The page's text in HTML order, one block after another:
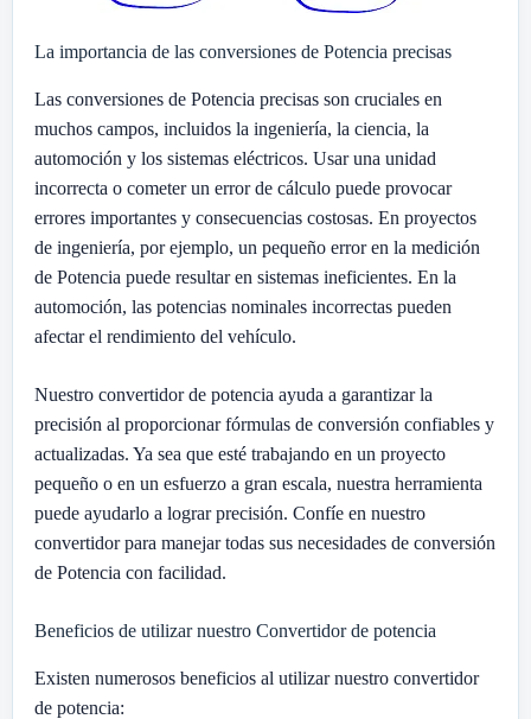
La importancia de las conversiones de Potencia precisas
Las conversiones de Potencia precisas son cruciales en
muchos campos, incluidos la ingeniería, la ciencia, la
automoción y los sistemas eléctricos. Usar una unidad
incorrecta o cometer un error de cálculo puede provocar
errores importantes y consecuencias costosas. En proyectos
de ingeniería, por ejemplo, un pequeño error en la medición
de Potencia puede resultar en sistemas ineficientes. En la
automoción, las potencias nominales incorrectas pueden
afectar el rendimiento del vehículo.
Nuestro convertidor de potencia ayuda a garantizar la
precisión al proporcionar fórmulas de conversión confiables y
actualizadas. Ya sea que esté trabajando en un proyecto
pequeño o en un esfuerzo a gran escala, nuestra herramienta
puede ayudarlo a lograr precisión. Confíe en nuestro
convertidor para manejar todas sus necesidades de conversión
de Potencia con facilidad.
Beneficios de utilizar nuestro Convertidor de potencia
Existen numerosos beneficios al utilizar nuestro convertidor
de potencia: